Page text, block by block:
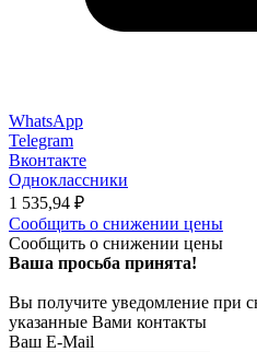
WhatsApp
Telegram
Вконтакте
Одноклассники
1 535,94 ₽
Сообщить о снижении цены
Сообщить о снижении цены
Ваша просьба принята!
Вы получите уведомление при
указанные Вами контакты
Ваш E-Mail